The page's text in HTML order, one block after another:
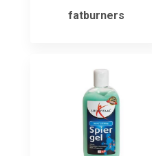
fatburners